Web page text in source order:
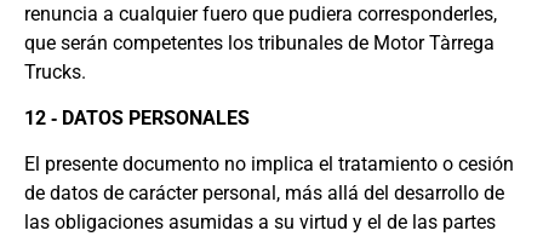
renuncia a cualquier fuero que pudiera corresponderles,
que serán competentes los tribunales de Motor Tàrrega
Trucks.
12 ‐ DATOS PERSONALES
El presente documento no implica el tratamiento o cesión
de datos de carácter personal, más allá del desarrollo de
las obligaciones asumidas a su virtud y el de las partes